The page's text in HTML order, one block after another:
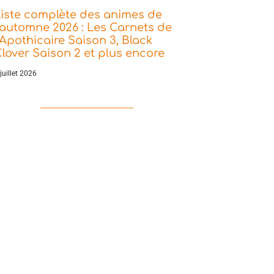
complète des animes de
2026 : Les Carnets de
Saison 3, Black
Saison 2 et plus encore
2026